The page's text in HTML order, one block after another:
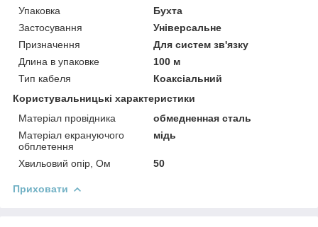
Упаковка
Бухта
Застосування
Універсальне
Призначення
Для систем зв'язку
Длина в упаковке
100 м
Тип кабеля
Коаксіальний
Користувальницькі характеристики
Матеріал провідника
обмедненная сталь
Матеріал екрануючого
обплетення
мідь
Хвильовий опір, Ом 50
Приховати